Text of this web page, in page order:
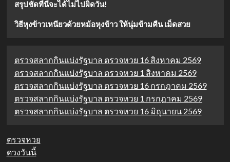
สรุปชัดที่นี่จะได้ไม่ไปผิดวัน!
วิธีหุงข้าวเหนียวด้วยหม้อหุงข้าว ให้นุ่มข้ามคืน เม็ดสวย
ตรวจสลากกินแบ่งรัฐบาล ตรวจหวย 16 สิงหาคม 2569
ตรวจสลากกินแบ่งรัฐบาล ตรวจหวย 1 สิงหาคม 2569
ตรวจสลากกินแบ่งรัฐบาล ตรวจหวย 16 กรกฎาคม 2569
ตรวจสลากกินแบ่งรัฐบาล ตรวจหวย 1 กรกฎาคม 2569
ตรวจสลากกินแบ่งรัฐบาล ตรวจหวย 16 มิถุนายน 2569
ตรวจหวย
ดวงวันนี้